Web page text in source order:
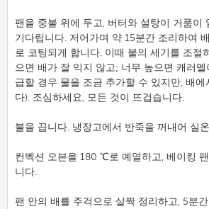
팬을 중불 위에 두고, 버터와 설탕이 거품이
기다립니다. 저어가며 약 15분간 조리하여
로 코팅되게 합니다. 이때 불의 세기를 조절
으면 배가 잘 익지 않고; 너무 높으면 캐러
급할 경우 물을 조금 추가할 수 있지만, 배에
다). 조심하세요, 모든 것이 뜨겁습니다.
불을 끕니다. 냉장고에서 반죽을 꺼내어 실
컨벡션 오븐을 180 ℃로 예열하고, 베이킹
니다.
팬 안의 배를 주걱으로 살짝 정리하고, 5분